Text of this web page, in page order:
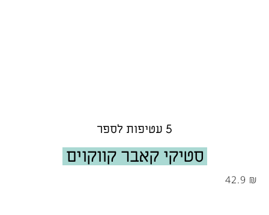
5 עטיפות לספר
סטיקי קאבר קווקוים
₪